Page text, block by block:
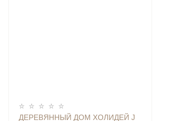
ДЕРЕВЯННЫЙ ДОМ ХОЛИДЕЙ J
КУПИТЬ